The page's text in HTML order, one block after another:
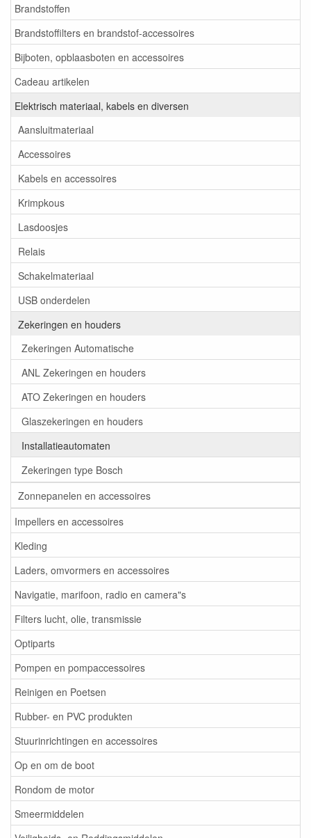
Brandstoffen
Brandstoffilters en brandstof-accessoires
Bijboten, opblaasboten en accessoires
Cadeau artikelen
Elektrisch materiaal, kabels en diversen
Aansluitmateriaal
Accessoires
Kabels en accessoires
Krimpkous
Lasdoosjes
Relais
Schakelmateriaal
USB onderdelen
Zekeringen en houders
Zekeringen Automatische
ANL Zekeringen en houders
ATO Zekeringen en houders
Glaszekeringen en houders
Installatieautomaten
Zekeringen type Bosch
Zonnepanelen en accessoires
Impellers en accessoires
Kleding
Laders, omvormers en accessoires
Navigatie, marifoon, radio en camera"s
Filters lucht, olie, transmissie
Optiparts
Pompen en pompaccessoires
Reinigen en Poetsen
Rubber- en PVC produkten
Stuurinrichtingen en accessoires
Op en om de boot
Rondom de motor
Smeermiddelen